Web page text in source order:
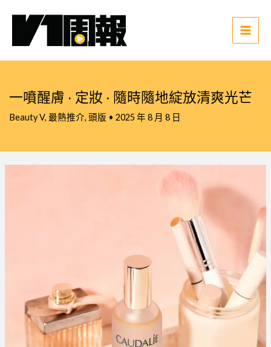
Main
一噴醒膚 · 定妝 · 隨時隨地綻放清爽光芒
Beauty V, 最熱推介, 頭版 • 2025 年 8 月 8 日